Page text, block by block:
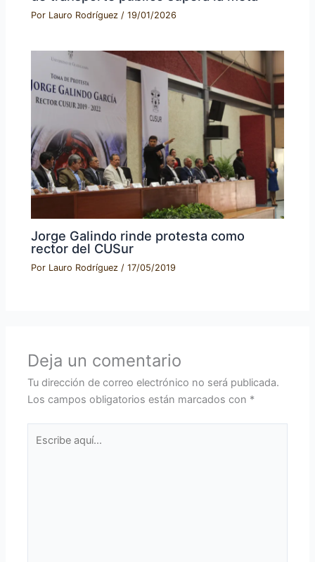
Por Lauro Rodríguez/19/01/2026
Jorge Galindo rinde protesta como
rector del CUSur
Por Lauro Rodríguez /17/05/2019
Deja un comentario
Tu dirección de correo electrónico no será publicada.
Los campos obligatorios están marcados con *
aquí...